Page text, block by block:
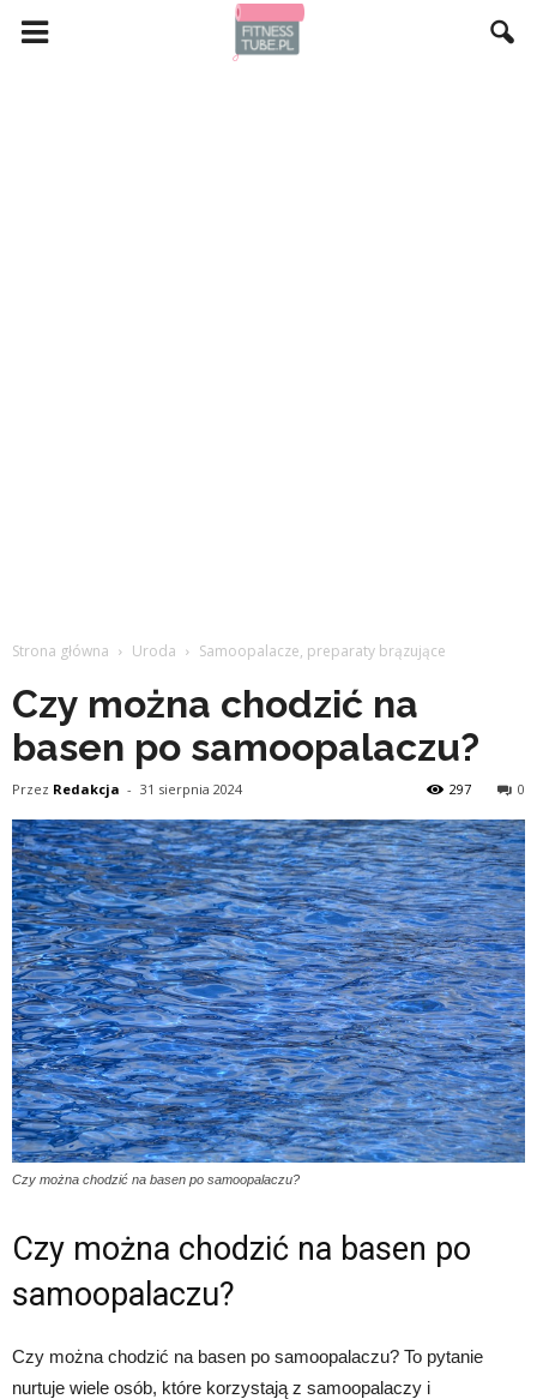
Strona główna Uroda Samoopalacze, preparaty brązujące
Czy można chodzić na
basen po samoopalaczu?
Przez Redakcja - 31 sierpnia 2024 0
297
Czy można chodzić na basen po samoopalaczu?
Czy można chodzić na basen po
samoopalaczu?
Czy można chodzić na basen po samoopalaczu? To pytanie
nurtuje wiele osób, które korzystają z samoopalaczy i